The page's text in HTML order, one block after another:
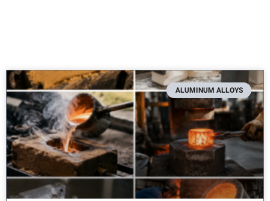
ALUMINUM ALLOYS